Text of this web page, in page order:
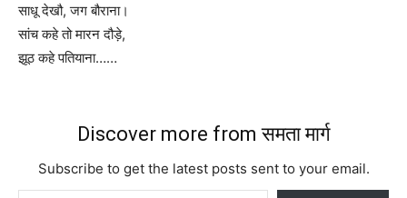
साधू देखौ, जग बौराना।
सांच कहे तो मारन दौड़े,
झूठ कहे पतियाना……
Discover more from समता मार्ग
Subscribe to get the latest posts sent to your email.
Type your email…